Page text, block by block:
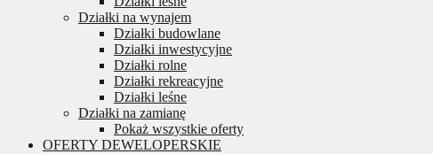
Działki na wynajem
Działki budowlane
Działki inwestycyjne
Działki rolne
Działki rekreacyjne
Działki leśne
Działki na zamianę
Pokaż wszystkie oferty
OFERTY DEWELOPERSKIE